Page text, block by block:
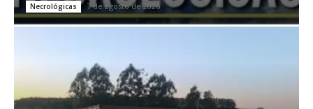
Necrológicas 7 de agosto de 2026